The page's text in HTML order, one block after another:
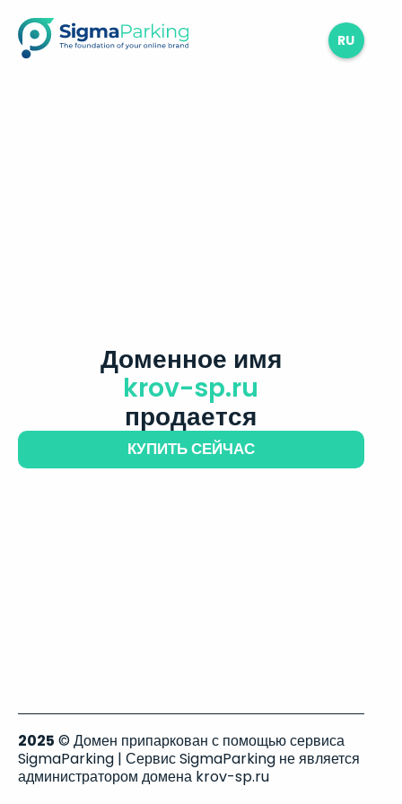
RU
Доменное имя
krov-sp.ru
продается
КУПИТЬ СЕЙЧАС
2025 © Домен припаркован с помощью сервиса
SigmaParking | Сервис SigmaParking не является
администратором домена krov-sp.ru